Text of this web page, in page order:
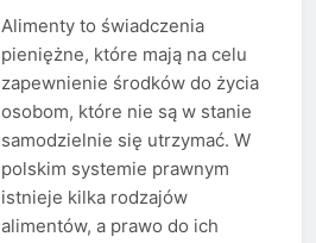
Alimenty to świadczenia
pieniężne, które mają na celu
zapewnienie środków do życia
osobom, które nie są w stanie
samodzielnie się utrzymać. W
polskim systemie prawnym
istnieje kilka rodzajów
alimentów, a prawo do ich